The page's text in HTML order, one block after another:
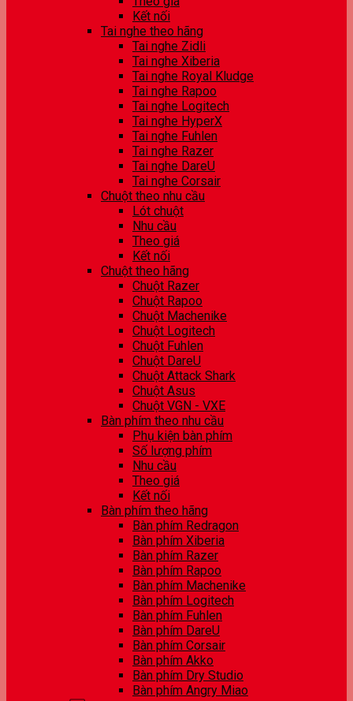
Kết nối
Tai nghe theo hãng
Tai nghe Zidli
Tai nghe Xiberia
Tai nghe Royal Kludge
Tai nghe Rapoo
Tai nghe Logitech
Tai nghe HyperX
Tai nghe Fuhlen
Tai nghe Razer
Tai nghe DareU
Tai nghe Corsair
Chuột theo nhu cầu
Lót chuột
Nhu cầu
Theo giá
Kết nối
Chuột theo hãng
Chuột Razer
Chuột Rapoo
Chuột Machenike
Chuột Logitech
Chuột Fuhlen
Chuột DareU
Chuột Attack Shark
Chuột Asus
Chuột VGN - VXE
Bàn phím theo nhu cầu
Phụ kiện bàn phím
Số lượng phím
Nhu cầu
Theo giá
Kết nối
Bàn phím theo hãng
Bàn phím Redragon
Bàn phím Xiberia
Bàn phím Razer
Bàn phím Rapoo
Bàn phím Machenike
Bàn phím Logitech
Bàn phím Fuhlen
Bàn phím DareU
Bàn phím Corsair
Bàn phím Akko
Bàn phím Dry Studio
Bàn phím Angry Miao